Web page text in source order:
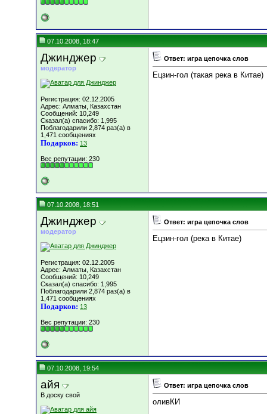
07.10.2008, 18:47
Джинджер
модератор
Регистрация: 02.12.2005
Адрес: Алматы, Казахстан
Сообщений: 10,249
Сказал(а) спасибо: 1,995
Поблагодарили 2,874 раз(а) в
1,471 сообщениях
Подарков: 13
Вес репутации: 230
Ответ: игра цепочка слов
Ецзин-гол (такая река в Китае)
07.10.2008, 18:51
Джинджер
модератор
Регистрация: 02.12.2005
Адрес: Алматы, Казахстан
Сообщений: 10,249
Сказал(а) спасибо: 1,995
Поблагодарили 2,874 раз(а) в
1,471 сообщениях
Подарков: 13
Вес репутации: 230
Ответ: игра цепочка слов
Ецзин-гол (река в Китае)
07.10.2008, 19:54
айя
В доску свой
Ответ: игра цепочка слов
оливКИ